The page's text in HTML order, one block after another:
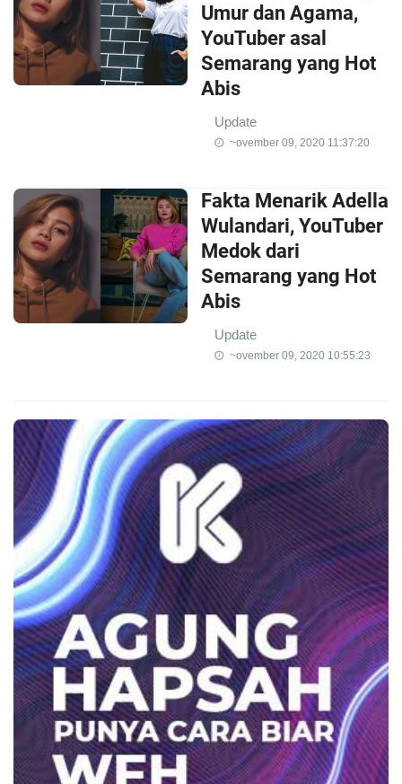
Umur dan Agama,
YouTuber asal
Semarang yang Hot
Abis
Update
~ovember 09, 2020 11:37:20
Fakta Menarik Adella
Wulandari, YouTuber
Medok dari
Semarang yang Hot
Abis
Update
~ovember 09, 2020 10:55:23